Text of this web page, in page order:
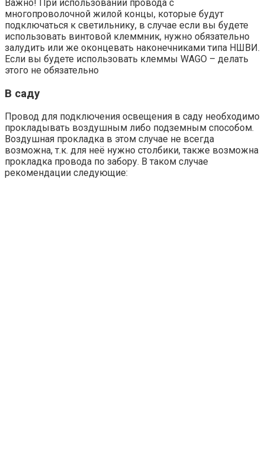
Важно! При использовании провода с
многопроволочной жилой концы, которые будут
подключаться к светильнику, в случае если вы будете
использовать винтовой клеммник, нужно обязательно
залудить или же оконцевать наконечниками типа НШВИ.
Если вы будете использовать клеммы WAGO – делать
этого не обязательно
В саду
Провод для подключения освещения в саду необходимо
прокладывать воздушным либо подземным способом.
Воздушная прокладка в этом случае не всегда
возможна, т.к. для неё нужно столбики, также возможна
прокладка провода по забору. В таком случае
рекомендации следующие: